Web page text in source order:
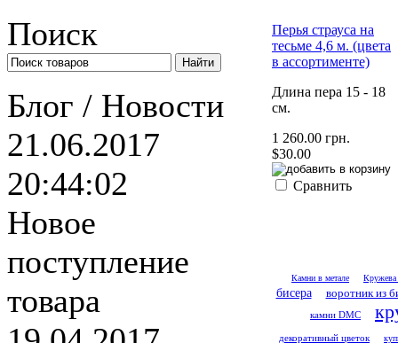
Поиск
Блог / Новости
21.06.2017
20:44:02
Новое
поступление
товара
Перья страуса на
тесьме 4,6 м. (цвета
в ассортименте)
Длина пера 15 - 18
см.
1 260.00 грн.
$30.00
Сравнить
Камни в метале Кружева
бисера воротник из
камни DMC
декоративный цветок